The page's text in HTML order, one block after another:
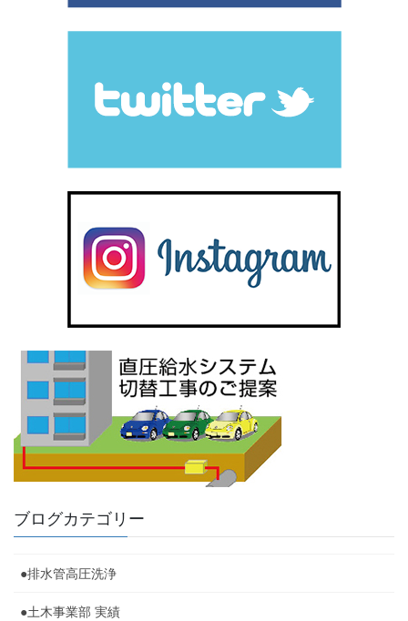
ブログカテゴリー
●排水管高圧洗浄
●土木事業部 実績